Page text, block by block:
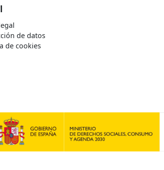
de datos
de cookies